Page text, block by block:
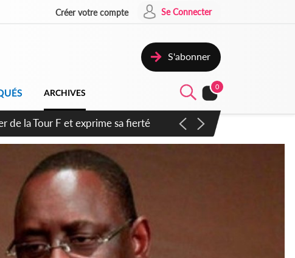
Créer votre compte Se Connecter
S'abonner
ARCHIVES
0
de Renard